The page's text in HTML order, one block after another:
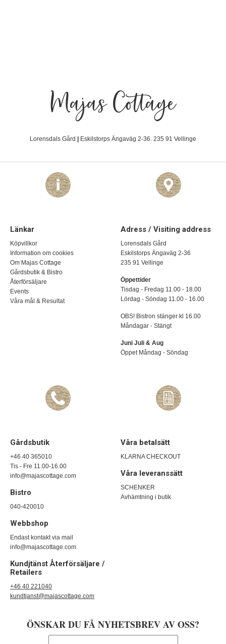
Majas Cottage
Lorensdals Gård Eskilstorps Ängaväg 2-36. 235 91 Vellinge
Länkar
Köpvillkor
Information om cookies
Om Majas Cottage
Gårdsbutik & Bistro
Återförsäljare
Events
Våra mål & Resultat
Adress / Visiting address
Lorensdals Gård
Eskilstorps Ängaväg 2-36
235 91 Vellinge
Öppettider
Tisdag - Fredag 11.00 - 18.00
Lördag - Söndag 11.00 - 16.00
OBS! Bistron stänger kl 16.00
Måndagar - Stängt
Juni Juli & Aug
Öppet Måndag - Söndag
Gårdsbutik
+46 40 365010
Tis - Fre 11.00-16.00
info@majascottage.com
Bistro
040-420010
Webbshop
Endast kontakt via mail
info@majascottage.com
Kundjtänst Återförsäljare /
Retailers
+46 40 221040
kundtjanst@majascottage.com
Våra betalsätt
KLARNA CHECKOUT
Våra leveranssätt
SCHENKER
Avhämtning i butik
ÖNSKAR DU FÅ NYHETSBREV AV OSS?